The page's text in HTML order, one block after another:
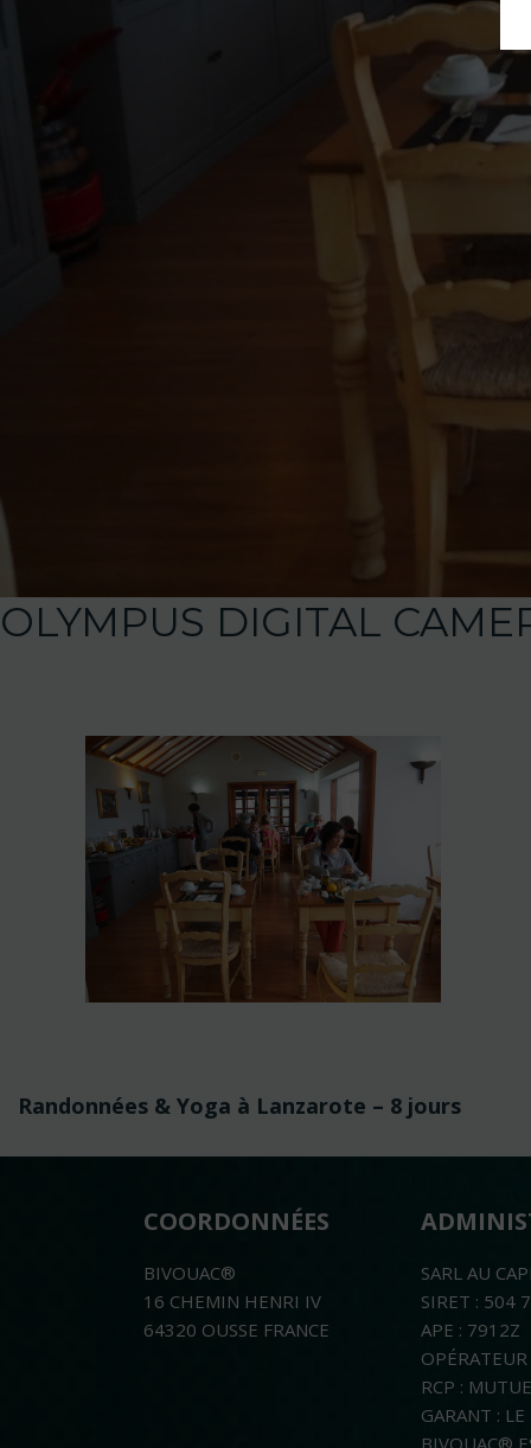
OLYMPUS DIGITAL
Navigation
Randonnées & Yoga à Lanzarote – 8 jours
COORDONNÉES
BIVOUAC®
16 CHEMIN HENRI IV
64320 OUSSE FRANCE
SARL AU
SIRET : 504
APE : 7912Z
RCP :
GARANT :
BIVOUAC®